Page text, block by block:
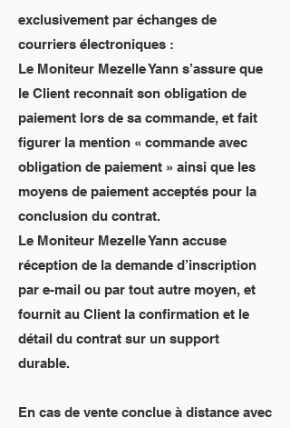
exclusivement par échanges de
courriers électroniques :
Le Moniteur Mezelle Yann s’assure que
le Client reconnait son obligation de
paiement lors de sa commande, et fait
figurer la mention « commande avec
obligation de paiement » ainsi que les
moyens de paiement acceptés pour la
conclusion du contrat.
Le Moniteur Mezelle Yann accuse
réception de la demande d’inscription
par e-mail ou par tout autre moyen, et
fournit au Client la confirmation et le
détail du contrat sur un support
durable.
En cas de vente conclue à distance avec